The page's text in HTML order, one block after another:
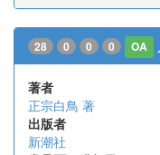
28 0 0 0 OA
著者
正宗白鳥 著
出版者
新潮社